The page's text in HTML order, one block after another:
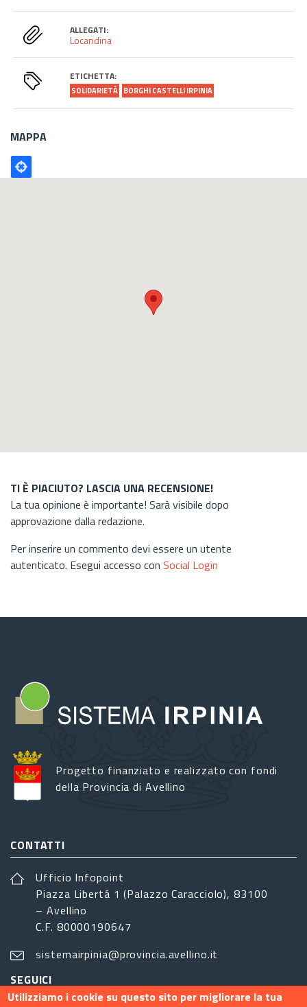
ALLEGATI:
Locandina
ETICHETTA:
SOLIDARIETÀ BORGHI CASTELLI IRPINIA
MAPPA
Poligono
GEO
TI È PIACIUTO? LASCIA UNA RECENSIONE!
La tua opinione è importante! Sarà visibile dopo
approvazione dalla redazione.
Per inserire un commento devi essere un utente
autenticato. Esegui accesso con Social Login
Progetto finanziato e realizzato con fondi
della Provincia di Avellino
CONTATTI
Ufficio Infopoint
Piazza Libertá 1 (Palazzo Caracciolo), 83100
– Avellino
C.F. 80000190647
sistemairpinia@provincia.avellino.it
SEGUICI
Utilizziamo i cookie su questo sito per migliorare la tua